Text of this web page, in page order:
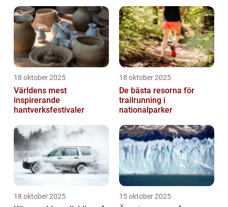
18 oktober 2025
Världens mest
inspirerande
hantverksfestivaler
18 oktober 2025
De bästa resorna för
trailrunning i
nationalparker
18 oktober 2025 15 oktober 2025